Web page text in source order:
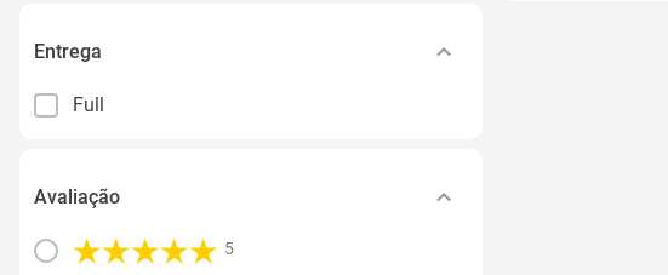
Entrega
Full
Avaliação
5